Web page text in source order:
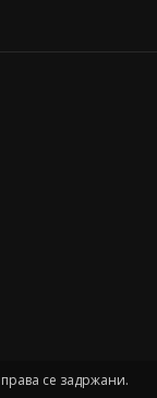
се задржани.